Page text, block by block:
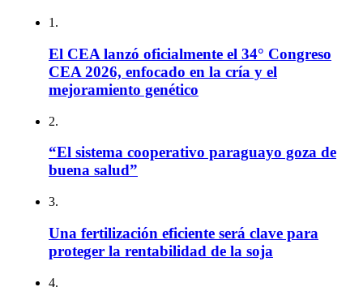
1.
El CEA lanzó oficialmente el 34° Congreso
CEA 2026, enfocado en la cría y el
mejoramiento genético
2.
“El sistema cooperativo paraguayo goza de
buena salud”
3.
Una fertilización eficiente será clave para
proteger la rentabilidad de la soja
4.